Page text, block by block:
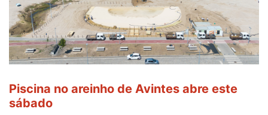
esgotam
em
menos
de
24
após
campanha
Piscina no areinho de Avintes abre este
sábado